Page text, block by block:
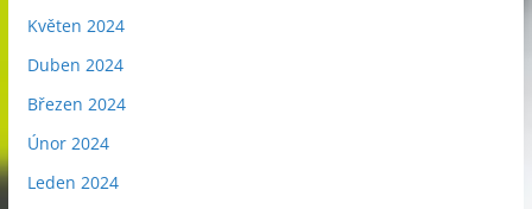
Květen 2024
Duben 2024
Březen 2024
Únor 2024
Leden 2024